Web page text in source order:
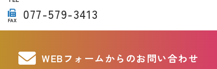
FAX 077-579-3413
WEBフォームからのお問い合わせ